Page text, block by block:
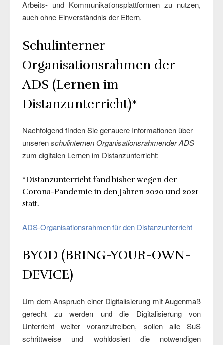
Arbeits- und Kommunikationsplattformen zu nutzen,
auch ohne Einverständnis der Eltern.
Schulinterner
Organisationsrahmen der
ADS (Lernen im
Distanzunterricht)*
Nachfolgend finden Sie genauere Informationen über
unserenschulinternen Organisationsrahmender ADS
zum digitalen Lernen im Distanzunterricht:
*Distanzunterricht fand bisher wegen der
Corona-Pandemie in den Jahren 2020 und 2021
statt.
ADS-Organisationsrahmen für den Distanzunterricht
BYOD (BRING-YOUR-OWN-
DEVICE)
Um dem Anspruch einer Digitalisierung mit Augenmaß
gerecht zu werden und die Digitalisierung von
Unterricht weiter voranzutreiben, sollen alle SuS
schrittweise und wohldosiert die notwendigen